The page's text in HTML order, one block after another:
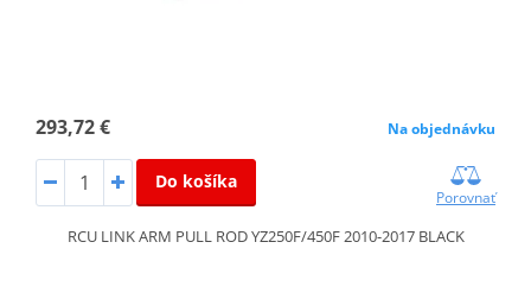
293,72 € Na objednávku
Do košíka
Porovnať
RCU LINK ARM PULL ROD YZ250F/450F 2010-2017 BLACK